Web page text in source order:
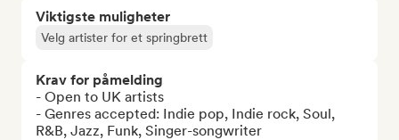
Viktigste muligheter
Velg artister for et springbrett
Krav for påmelding
- Open to UK artists
- Genres accepted: Indie pop, Indie rock, Soul,
R&B, Jazz, Funk, Singer-songwriter